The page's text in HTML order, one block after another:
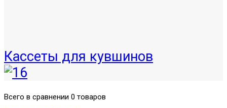
Кассеты для кувшинов
Всего в сравнении 0 товаров